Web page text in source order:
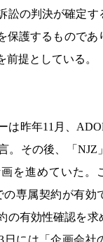
訟の判決が確定す
保護するものであ
前提としている。
は昨年11月、
。その後、「NJZ
を進めていた。
の専属契約が有効
の有効性確認を求